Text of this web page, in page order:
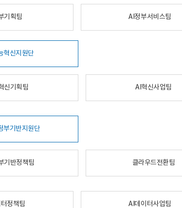
기획팀 AI정부서비스팀
혁신지원단
신기획팀 AI혁신사업팀
부기반지원단
기반정책팀 클라우드전환팀
정책팀 AI데이터사업팀